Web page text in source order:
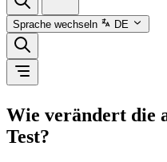
Sprache wechseln DE
Wie verändert die
Test?